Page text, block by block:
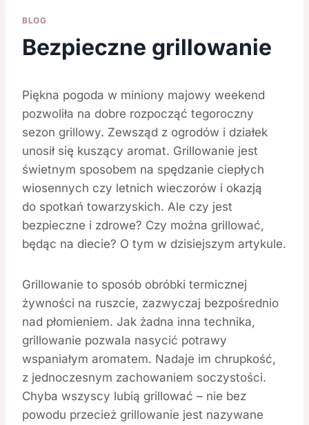
BLOG
Bezpieczne grillowanie
Piękna pogoda w miniony majowy weekend
pozwoliła na dobre rozpocząć tegoroczny
sezon grillowy. Zewsząd z ogrodów i działek
unosił się kuszący aromat. Grillowanie jest
świetnym sposobem na spędzanie ciepłych
wiosennych czy letnich wieczorów i okazją
do spotkań towarzyskich. Ale czy jest
bezpieczne i zdrowe? Czy można grillować,
będąc na diecie? O tym w dzisiejszym artykule.
Grillowanie to sposób obróbki termicznej
żywności na ruszcie, zazwyczaj bezpośrednio
nad płomieniem. Jak żadna inna technika,
grillowanie pozwala nasycić potrawy
wspaniałym aromatem. Nadaje im chrupkość,
z jednoczesnym zachowaniem soczystości.
Chyba wszyscy lubią grillować – nie bez
powodu przecież grillowanie jest nazywane